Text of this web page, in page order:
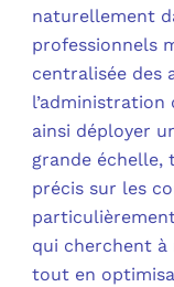
naturellement
professionnels
centralisée des
l’administration
ainsi déployer
grande
précis sur les
qui cherchent
tout en